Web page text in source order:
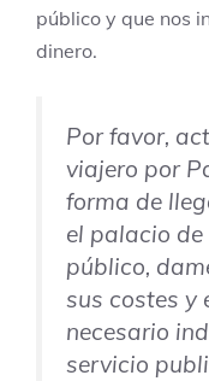
público y que nos
dinero.
Por favor,
viajero por
forma de
el palacio
público,
sus costes y
necesario
servicio